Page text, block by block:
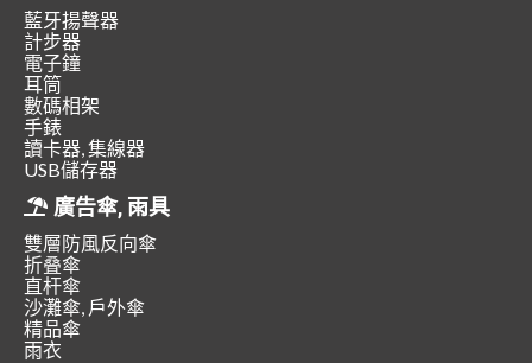
藍牙揚聲器
計步器
電子鐘
耳筒
數碼相架
手錶
讀卡器, 集線器
USB儲存器
廣告傘, 雨具
雙層防風反向傘
折叠傘
直杆傘
沙灘傘, 戶外傘
精品傘
雨衣